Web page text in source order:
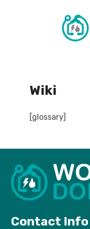
Wiki
[glossary]
Contact Info